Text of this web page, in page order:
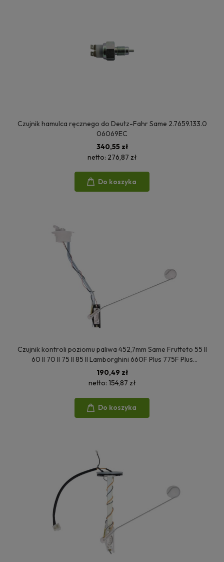
Czujnik hamulca ręcznego do Deutz-Fahr Same 2.7659.133.0
06069EC
340,55 zł
netto: 276,87 zł
Do koszyka
Czujnik kontroli poziomu paliwa 452,7mm Same Frutteto 55 II
60 II 70 II 75 II 85 II Lamborghini 660F Plus 775F Plus
Huerlimann 361XF 476XF 2.7059.590.0/10
190,49 zł
netto: 154,87 zł
Do koszyka